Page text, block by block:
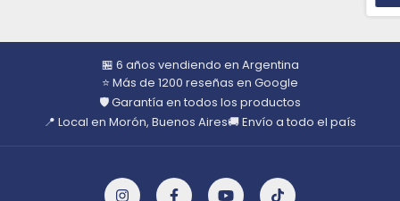
🏪 6 años vendiendo en Argentina
⭐ Más de 1200 reseñas en Google
🛡️ Garantía en todos los productos
📍 Local en Morón, Buenos Aires🚚 Envío a todo el país